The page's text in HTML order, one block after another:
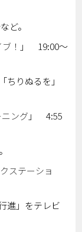
。
！ 」 19:00～
ぬるを」
ング 」 4:55
ステーショ
をテレビ